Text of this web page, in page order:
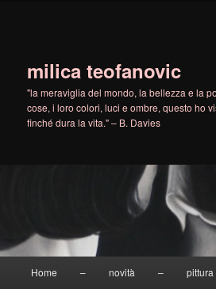
milica teofanovic
"la meraviglia del mondo, la bellezza e la
cose, i loro colori, luci e ombre, questo ho
finché dura la vita." – B. Davies
Home – novità – pittura